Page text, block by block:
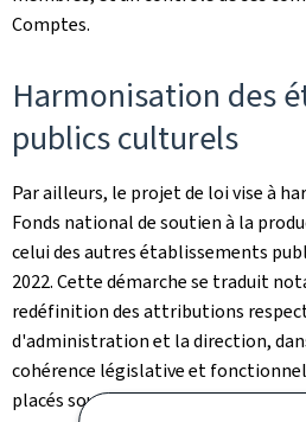
Comptes.
Harmonisation des
publics culturels
Par ailleurs, le projet de loi vise à
Fonds national de soutien à la
celui des autres établissements
2022. Cette démarche se traduit
redéfinition des attributions
d'administration et la direction,
cohérence législative et
placés sous la tutelle du ministère